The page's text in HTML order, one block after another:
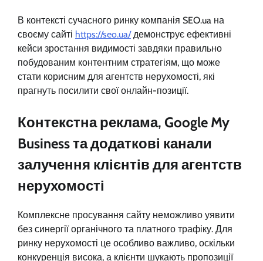
В контексті сучасного ринку компанія SEO.ua на
своєму сайті https://seo.ua/демонструє ефективні
кейси зростання видимості завдяки правильно
побудованим контентним стратегіям, що може
стати корисним для агентств нерухомості, які
прагнуть посилити свої онлайн-позиції.
Контекстна реклама, Google My
Business та додаткові канали
залучення клієнтів для агентств
нерухомості
Комплексне просування сайту неможливо уявити
без синергії органічного та платного трафіку. Для
ринку нерухомості це особливо важливо, оскільки
конкуренція висока, а клієнти шукають пропозиції